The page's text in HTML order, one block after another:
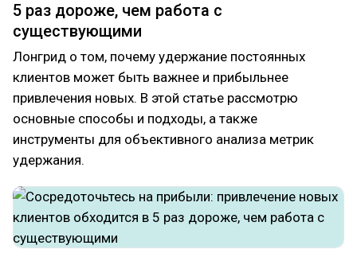
5 раз дороже, чем работа с
существующими
Лонгрид о том, почему удержание постоянных
клиентов может быть важнее и прибыльнее
привлечения новых. В этой статье рассмотрю
основные способы и подходы, а также
инструменты для объективного анализа метрик
удержания.